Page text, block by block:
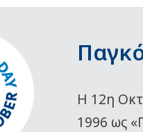
Η 12η
1996 ως